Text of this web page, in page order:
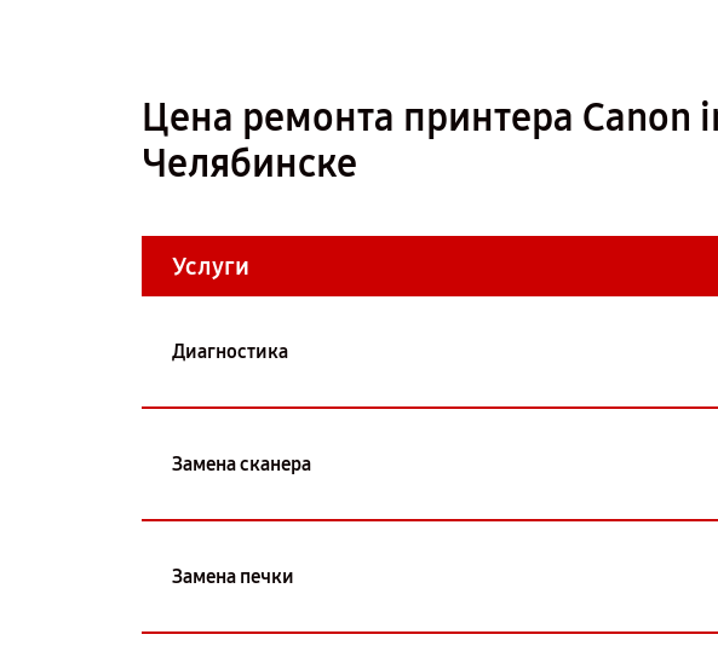
Цена ремонта принтера Canon
Челябинске
Услуги
Диагностика
Замена сканера
Замена печки